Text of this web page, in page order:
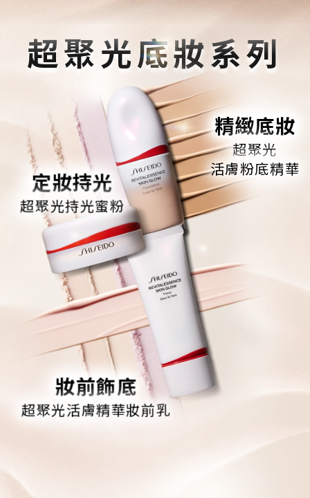
超聚光底妝系列
精緻底妝
超聚光
活膚粉底精華
定妝持光
超聚光持光蜜粉
妝前飾底
超聚光活膚精華妝前乳